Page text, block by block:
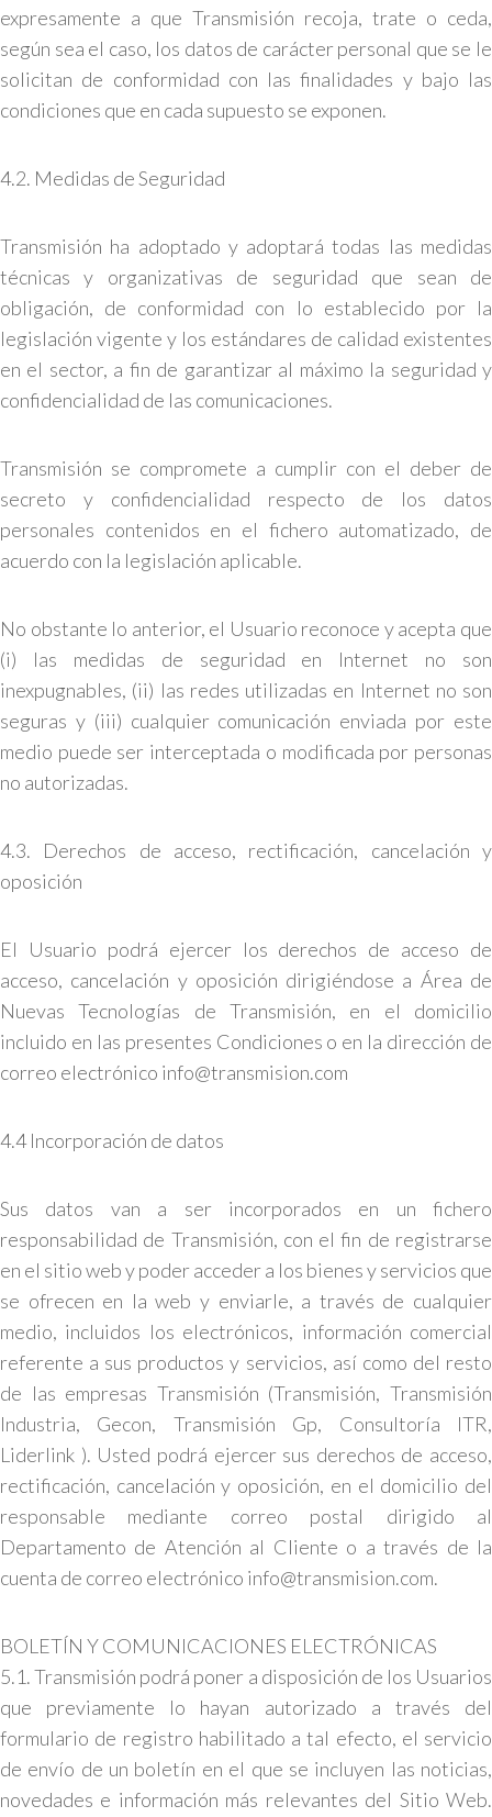
expresamente a que Transmisión recoja, trate o ceda,
según sea el caso, los datos de carácter personal que se le
solicitan de conformidad con las finalidades y bajo las
condiciones que en cada supuesto se exponen.
4.2. Medidas de Seguridad
Transmisión ha adoptado y adoptará todas las medidas
técnicas y organizativas de seguridad que sean de
obligación, de conformidad con lo establecido por la
legislación vigente y los estándares de calidad existentes
en el sector, a fin de garantizar al máximo la seguridad y
confidencialidad de las comunicaciones.
Transmisión se compromete a cumplir con el deber de
secreto y confidencialidad respecto de los datos
personales contenidos en el fichero automatizado, de
acuerdo con la legislación aplicable.
No obstante lo anterior, el Usuario reconoce y acepta que
(i) las medidas de seguridad en Internet no son
inexpugnables, (ii) las redes utilizadas en Internet no son
seguras y (iii) cualquier comunicación enviada por este
medio puede ser interceptada o modificada por personas
no autorizadas.
4.3. Derechos de acceso, rectificación, cancelación y
oposición
El Usuario podrá ejercer los derechos de acceso de
acceso, cancelación y oposición dirigiéndose a Área de
Nuevas Tecnologías de Transmisión, en el domicilio
incluido en las presentes Condiciones o en la dirección de
correo electrónico info@transmision.com
4.4 Incorporación de datos
Sus datos van a ser incorporados en un fichero
responsabilidad de Transmisión, con el fin de registrarse
en el sitio web y poder acceder a los bienes y servicios que
se ofrecen en la web y enviarle, a través de cualquier
medio, incluidos los electrónicos, información comercial
referente a sus productos y servicios, así como del resto
de las empresas Transmisión (Transmisión, Transmisión
Industria, Gecon, Transmisión Gp, Consultoría ITR,
Liderlink ). Usted podrá ejercer sus derechos de acceso,
rectificación, cancelación y oposición, en el domicilio del
responsable mediante correo postal dirigido al
Departamento de Atención al Cliente o a través de la
cuenta de correo electrónico info@transmision.com.
BOLETÍN Y COMUNICACIONES ELECTRÓNICAS
5.1. Transmisión podrá poner a disposición de los Usuarios
que previamente lo hayan autorizado a través del
formulario de registro habilitado a tal efecto, el servicio
de envío de un boletín en el que se incluyen las noticias,
novedades e información más relevantes del Sitio Web.